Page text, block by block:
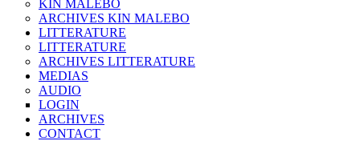
KIN MALEBO
ARCHIVES KIN MALEBO
LITTERATURE
LITTERATURE
ARCHIVES LITTERATURE
MEDIAS
AUDIO
LOGIN
ARCHIVES
CONTACT